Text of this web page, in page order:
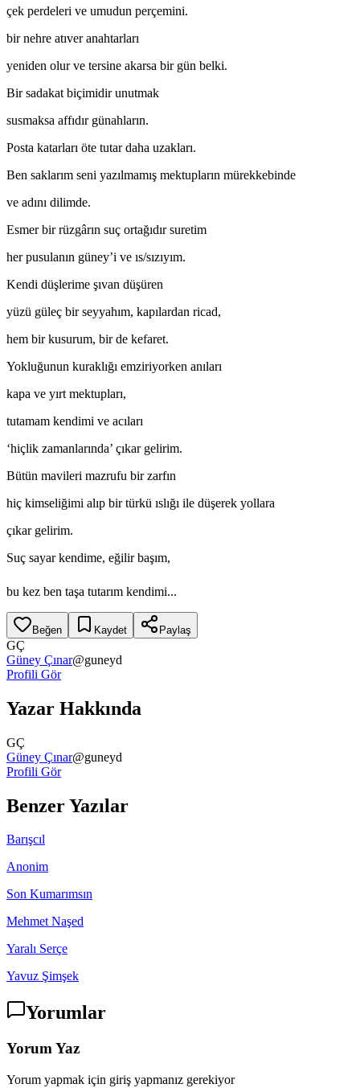
çek perdeleri ve umudun perçemini.
bir nehre atıver anahtarları
yeniden olur ve tersine akarsa bir gün belki.
Bir sadakat biçimidir unutmak
susmaksa affıdır günahların.
Posta katarları öte tutar daha uzakları.
Ben saklarım seni yazılmamış mektupların mürekkebinde
ve adını dilimde.
Esmer bir rüzgârın suç ortağıdır suretim
her pusulanın güney’i ve ıs/sızıyım.
Kendi düşlerime şıvan düşüren
yüzü güleç bir seyyahım, kapılardan ricad,
hem bir kusurum, bir de kefaret.
Yokluğunun kuraklığı emziriyorken anıları
kapa ve yırt mektupları,
tutamam kendimi ve acıları
‘hiçlik zamanlarında’ çıkar gelirim.
Bütün mavileri mazrufu bir zarfın
hiç kimseliğimi alıp bir türkü ıslığı ile düşerek yollara
çıkar gelirim.
Suç sayar kendime, eğilir başım,
bu kez ben taşa tutarım kendimi...
Beğen Kaydet Paylaş
GÇ
Güney Çınar@guneyd
Profili Gör
Yazar Hakkında
GÇ
Güney Çınar@guneyd
Profili Gör
Benzer Yazılar
Barışcıl
Anonim
Son Kumarımsın
Mehmet Naşed
Yaralı Serçe
Yavuz Şimşek
Yorumlar
Yorum Yaz
Yorum yapmak için giriş yapmanız gerekiyor